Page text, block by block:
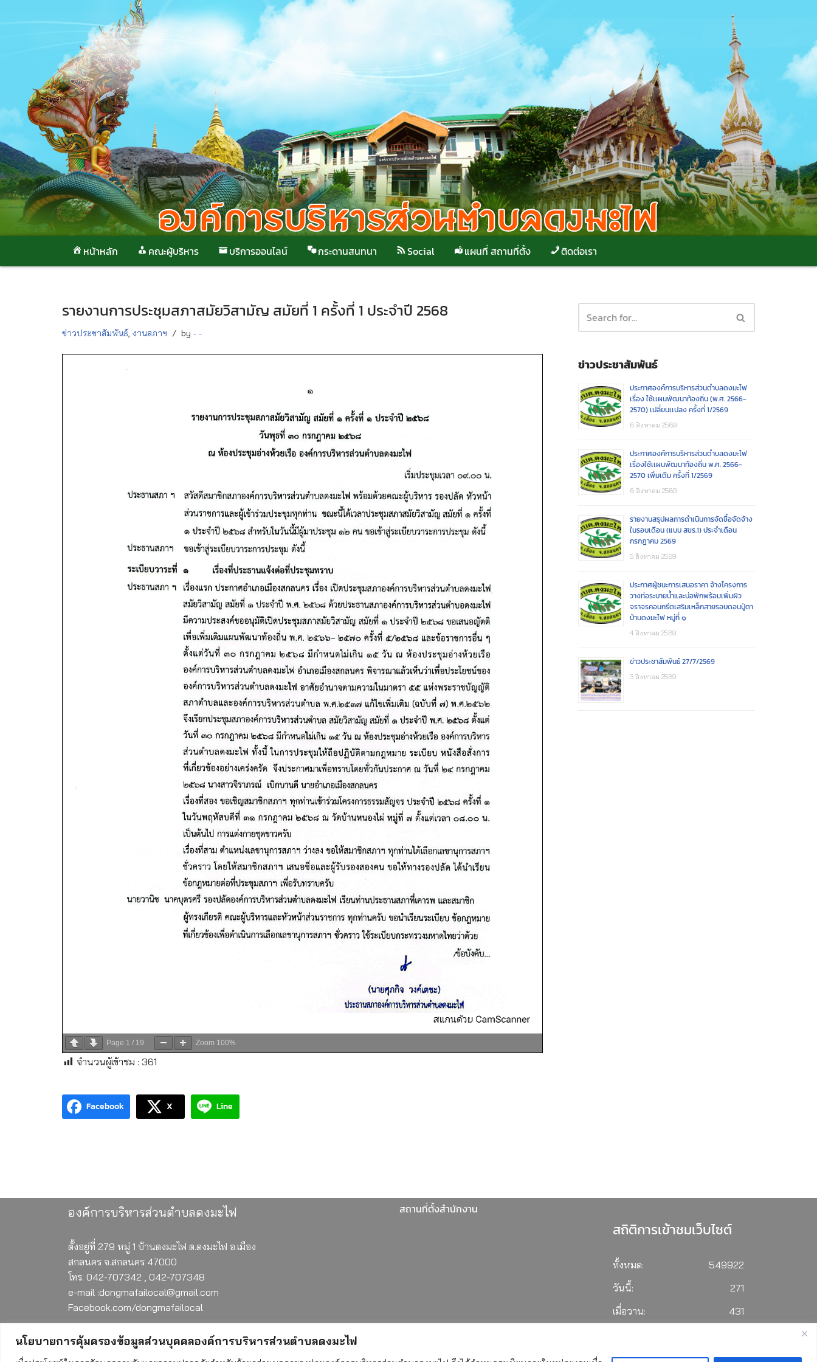
นโยบายการคุ้มครองข้อมูลส่วนบุคคลองค์การบริหารส่วนตำบลดงมะไฟ
หน้าหลัก คณะผู้บริหาร บริการออนไลน์ กระดานสนทนา Social แผนที่ สถานที่ตั้ง ติดต่อเรา
รายงานการประชุมสภาสมัยวิสามัญ สมัยที่ 1 ครั้งที่ 1 ประจำปี 2568
ข่าวประชาสัมพันธ์, งานสภาฯ by - -
Page 1 / 19 Zoom 100%
จำนวนผู้เข้าชม : 361
Facebook X Line
ข่าวประชาสัมพันธ์
ประกาศองค์การบริหารส่วนตำบลดงมะไฟ
เรื่อง ใช้เเผนพัฒนาท้องถิ่น (พ.ศ. 2566-
2570) เปลี่ยนเเปลง ครั้งที่ 1/2569
6 สิงหาคม 2569
ประกาศองค์การบริหารส่วนตำบลดงมะไฟ
เรื่องใช้เเผนพัฒนาท้องถิ่น พ.ศ. 2566-
2570 เพิ่มเติม ครั้งที่ 1/2569
6 สิงหาคม 2569
รายงานสรุปผลการดำเนินการจัดซื้อจัดจ้าง
ในรอบเดือน (แบบ สขร.1) ประจำเดือน
กรกฎาคม 2569
5 สิงหาคม 2569
ประกาศผู้ชนะการเสนอราคา จ้างโครงการ
วางท่อระบายน้ำและบ่อพักพร้อมเพิ่มผิว
จราจรคอนกรีตเสริมเหล็กสายรอบดอนปู่ตา
บ้านดงมะไฟ หมู่ที่ ๑
4 สิงหาคม 2569
ข่าวประชาสัมพันธ์ 27/7/2569
3 สิงหาคม 2569
องค์การบริหารส่วนตำบลดงมะไฟ
ตั้งอยู่ที่ 279 หมู่ 1 บ้านดงมะไฟ ต.ดงมะไฟ อ.เมือง
สกลนคร จ.สกลนคร 47000
โทร. 042-707342 , 042-707348
e-mail :dongmafailocal@gmail.com
Facebook.com/dongmafailocal
สถานที่ตั้งสำนักงาน
สถิติการเข้าชมเว็บไซต์
549922
ทั้งหมด:
271
วันนี้:
431
เมื่อวาน:
19 พฤษภาคม 2560
เริ่มนับ: